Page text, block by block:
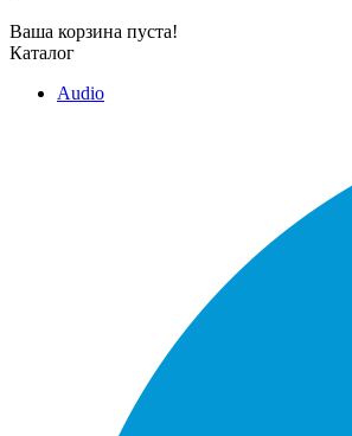
Ваша корзина пуста!
Каталог
Audio